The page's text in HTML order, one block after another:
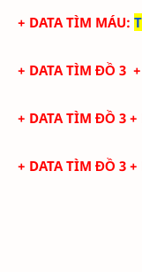
+ DATA TÌM MÁU:
+ DATA TÌM ĐỒ 3
+ DATA TÌM ĐỒ 3
+ DATA TÌM ĐỒ 3 +